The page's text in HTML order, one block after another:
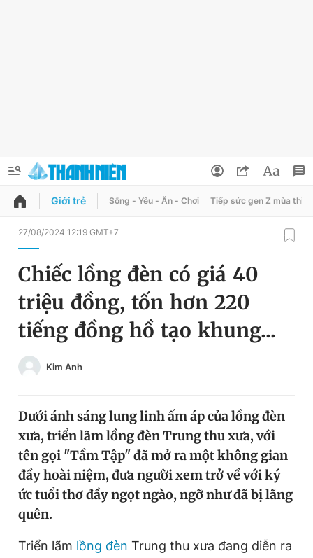
QUẢNG CÁO
Chuyên mục
Chuyên mục khác
Chào ngày mới
Tin 360
Video Magazine
Sản phẩm khác
Đổi mật khẩu
Tin đã lưu
Tin đã xem
Giới trẻ Sống - Yêu - Ăn - Chơi Tiếp sức gen Z mùa thi
27/08/2024 12:19 GMT+7
Chiếc lồng đèn có giá 40
triệu đồng, tốn hơn 220
tiếng đồng hồ tạo khung...
Kim Anh
Dưới ánh sáng lung linh ấm áp của lồng đèn
xưa, triển lãm lồng đèn Trung thu xưa, với
tên gọi "Tầm Tập" đã mở ra một không gian
đầy hoài niệm, đưa người xem trở về với ký
ức tuổi thơ đầy ngọt ngào, ngỡ như đã bị lãng
quên.
Triển lãm lồng đèn Trung thu xưa đang diễn ra